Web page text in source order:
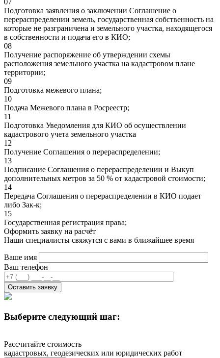
07
Подготовка заявления о заключении Соглашение о
перераспределении земель, государственная собственность на
которые не разграничена и земельного участка, находящегося
в собственности и подача его в КИО;
08
Получение распоряжение об утверждении схемы
расположения земельного участка на кадастровом плане
территории;
09
Подготовка межевого плана;
10
Подача Межевого плана в Росреестр;
11
Подготовка Уведомления для КИО об осуществлении
кадастрового учета земельного участка
12
Получение Соглашения о перераспределении;
13
Подписание Соглашения о перераспределении и Выкуп
дополнительных метров за 50 % от кадастровой стоимости;
14
Передача Соглашения о перераспределении в КИО подает
либо Зак-к;
15
Государственная регистрация права;
Оформить заявку на расчёт
Наши специалисты свяжутся с вами в ближайшее время
Ваше имя
Ваш телефон
Выберите следующий шаг:
Рассчитайте стоимость
кадастровых, геодезических или юридических работ